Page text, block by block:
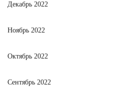
Декабрь 2022
Ноябрь 2022
Октябрь 2022
Сентябрь 2022